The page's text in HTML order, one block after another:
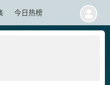
今日热榜